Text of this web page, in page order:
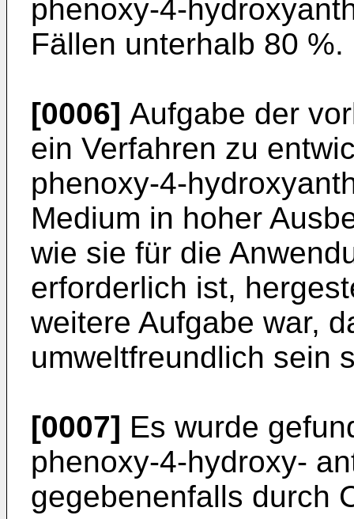
phenoxy-4-
Fällen unterhalb 80 %.
[0006] Aufgabe der
ein Verfahren zu
phenoxy-4-
Medium in hoher
wie sie für die
erforderlich ist,
weitere Aufgabe war,
umweltfreundlich sein
[0007] Es wurde
phenoxy-4-hydroxy-
gegebenenfalls durch